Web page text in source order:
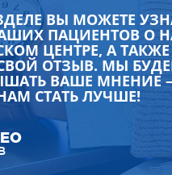
ВЫ МОЖЕТЕ
ПАЦИЕНТОВ О
ЦЕНТРЕ, А ТАКЖЕ
ОТЗЫВ. МЫ
ВАШЕ МНЕНИЕ
СТАТЬ ЛУЧШЕ!